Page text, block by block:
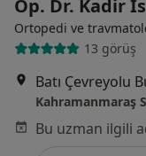
Op. Dr. Kadir
Ortopedi ve
13 görüş
Batı Çevreyolu
Kahramanmaraş